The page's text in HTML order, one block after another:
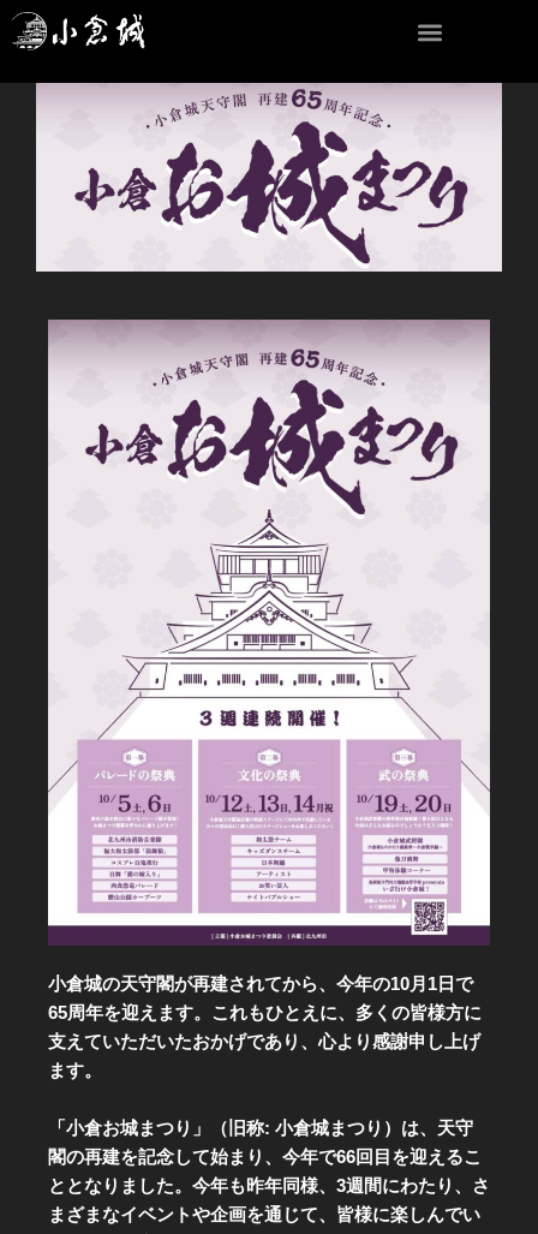
内
容
小倉城の天守閣が再建されてから、今年の10月1日で
65周年を迎えます。これもひとえに、多くの皆様方に
支えていただいたおかげであり、心より感謝申し上げ
ます。
「小倉お城まつり」（旧称: 小倉城まつり）は、天守
閣の再建を記念して始まり、今年で66回目を迎えるこ
ととなりました。今年も昨年同様、3週間にわたり、さ
まざまなイベントや企画を通じて、皆様に楽しんでい